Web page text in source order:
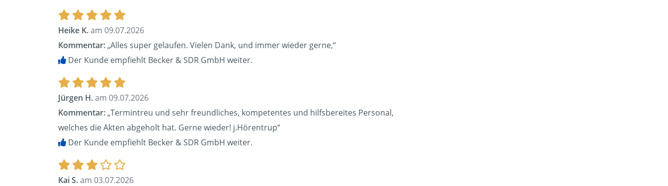
Heike K.am 09.07.2026
Kommentar:„Alles super gelaufen. Vielen Dank, und immer wieder gerne,“
Der Kunde empfiehlt Becker & SDR GmbH weiter.
Jürgen H.am 09.07.2026
Kommentar:„Termintreu und sehr freundliches, kompetentes und hilfsbereites Personal,
welches die Akten abgeholt hat. Gerne wieder! j.Hörentrup“
Der Kunde empfiehlt Becker & SDR GmbH weiter.
Kai S.am 03.07.2026